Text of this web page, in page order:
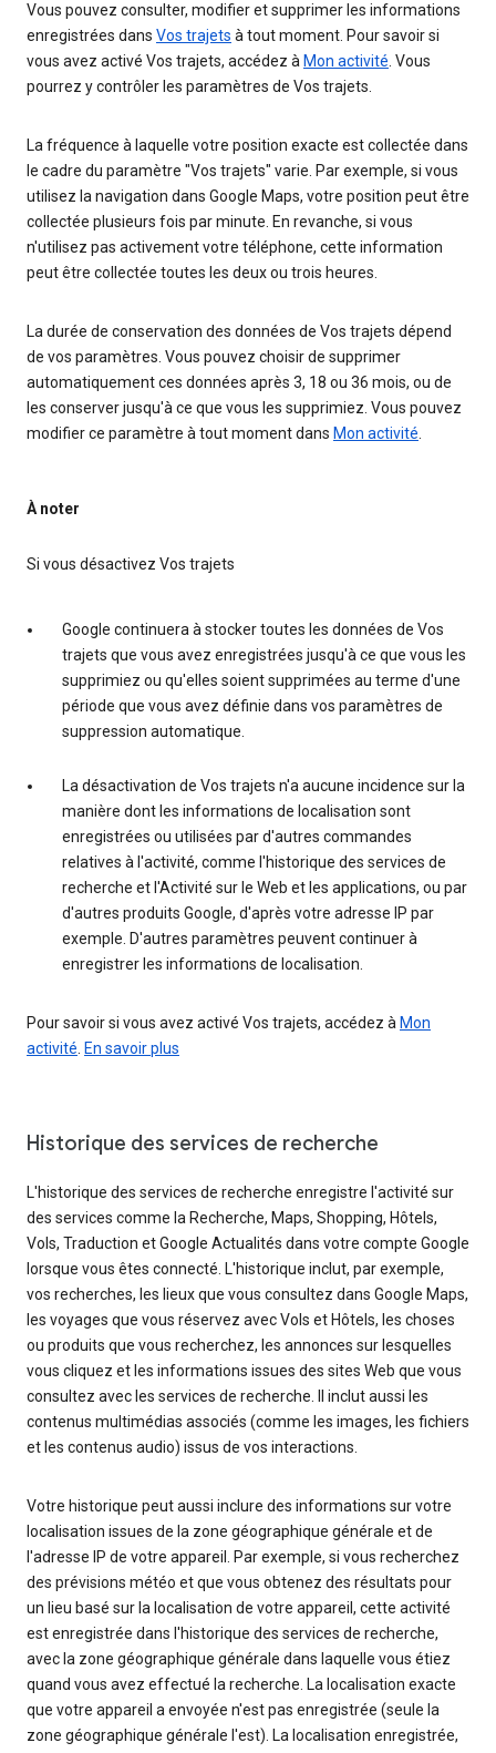
Vous pouvez consulter, modifier et supprimer les informations
enregistrées dans Vos trajets à tout moment. Pour savoir si
vous avez activé Vos trajets, accédez à Mon activité. Vous
pourrez y contrôler les paramètres de Vos trajets.
La fréquence à laquelle votre position exacte est collectée dans
le cadre du paramètre "Vos trajets" varie. Par exemple, si vous
utilisez la navigation dans Google Maps, votre position peut être
collectée plusieurs fois par minute. En revanche, si vous
n'utilisez pas activement votre téléphone, cette information
peut être collectée toutes les deux ou trois heures.
La durée de conservation des données de Vos trajets dépend
de vos paramètres. Vous pouvez choisir de supprimer
automatiquement ces données après 3, 18 ou 36 mois, ou de
les conserver jusqu'à ce que vous les supprimiez. Vous pouvez
modifier ce paramètre à tout moment dans Mon activité.
À noter
Si vous désactivez Vos trajets
Google continuera à stocker toutes les données de Vos
trajets que vous avez enregistrées jusqu'à ce que vous les
supprimiez ou qu'elles soient supprimées au terme d'une
période que vous avez définie dans vos paramètres de
suppression automatique.
La désactivation de Vos trajets n'a aucune incidence sur la
manière dont les informations de localisation sont
enregistrées ou utilisées par d'autres commandes
relatives à l'activité, comme l'historique des services de
recherche et l'Activité sur le Web et les applications, ou par
d'autres produits Google, d'après votre adresse IP par
exemple. D'autres paramètres peuvent continuer à
enregistrer les informations de localisation.
Pour savoir si vous avez activé Vos trajets, accédez à Mon
activité. En savoir plus
Historique des services de recherche
L'historique des services de recherche enregistre l'activité sur
des services comme la Recherche, Maps, Shopping, Hôtels,
Vols, Traduction et Google Actualités dans votre compte Google
lorsque vous êtes connecté. L'historique inclut, par exemple,
vos recherches, les lieux que vous consultez dans Google Maps,
les voyages que vous réservez avec Vols et Hôtels, les choses
ou produits que vous recherchez, les annonces sur lesquelles
vous cliquez et les informations issues des sites Web que vous
consultez avec les services de recherche. Il inclut aussi les
contenus multimédias associés (comme les images, les fichiers
et les contenus audio) issus de vos interactions.
Votre historique peut aussi inclure des informations sur votre
localisation issues de la zone géographique générale et de
l'adresse IP de votre appareil. Par exemple, si vous recherchez
des prévisions météo et que vous obtenez des résultats pour
un lieu basé sur la localisation de votre appareil, cette activité
est enregistrée dans l'historique des services de recherche,
avec la zone géographique générale dans laquelle vous étiez
quand vous avez effectué la recherche. La localisation exacte
que votre appareil a envoyée n'est pas enregistrée (seule la
zone géographique générale l'est). La localisation enregistrée,